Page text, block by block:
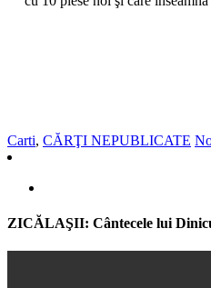
Carti, CĂRŢI NEPUBLICATE
ZICĂLAŞII: Cântecele lui